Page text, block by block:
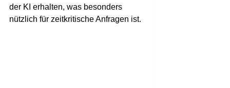
der KI erhalten, was besonders
nützlich für zeitkritische Anfragen ist.